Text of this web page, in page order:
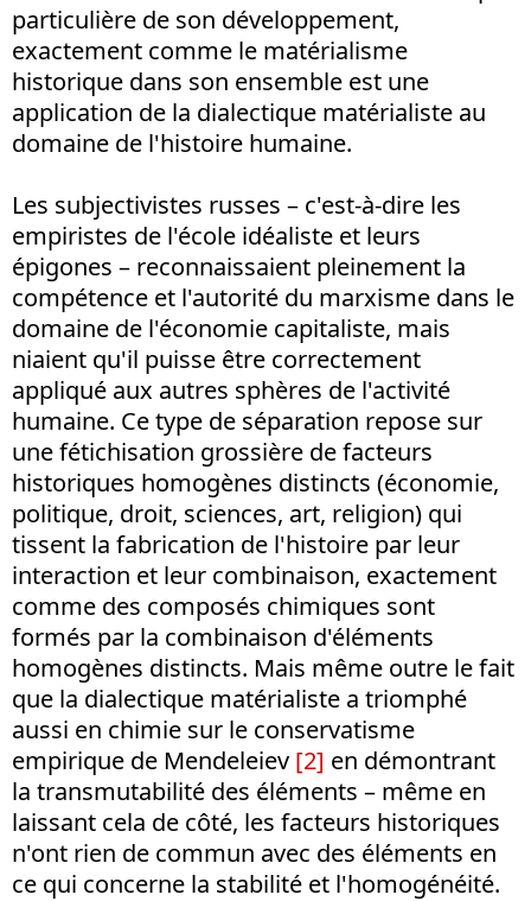
particulière de son développement,
exactement comme le matérialisme
historique dans son ensemble est une
application de la dialectique matérialiste au
domaine de l'histoire humaine.
Les subjectivistes russes – c'est-à-dire les
empiristes de l'école idéaliste et leurs
épigones – reconnaissaient pleinement la
compétence et l'autorité du marxisme dans le
domaine de l'économie capitaliste, mais
niaient qu'il puisse être correctement
appliqué aux autres sphères de l'activité
humaine. Ce type de séparation repose sur
une fétichisation grossière de facteurs
historiques homogènes distincts (économie,
politique, droit, sciences, art, religion) qui
tissent la fabrication de l'histoire par leur
interaction et leur combinaison, exactement
comme des composés chimiques sont
formés par la combinaison d'éléments
homogènes distincts. Mais même outre le fait
que la dialectique matérialiste a triomphé
aussi en chimie sur le conservatisme
empirique de Mendeleiev [2] en démontrant
la transmutabilité des éléments – même en
laissant cela de côté, les facteurs historiques
n'ont rien de commun avec des éléments en
ce qui concerne la stabilité et l'homogénéité.